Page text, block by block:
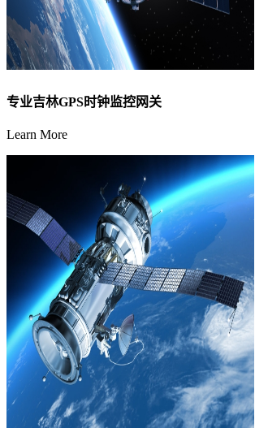
专业吉林GPS时钟监控网关
Learn More